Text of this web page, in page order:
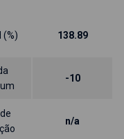
(%) 138.89
-10
n/a